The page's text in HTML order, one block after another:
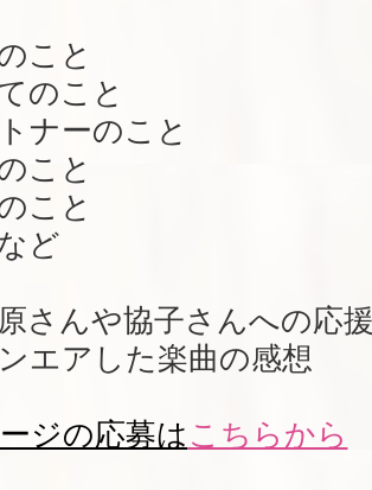
こと
のこと
ナーのこと
こと
こと
ど
んや協子さんへの応
アした楽曲の感想
ジの応募は こちらから